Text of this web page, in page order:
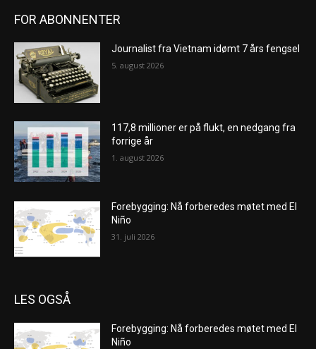
FOR ABONNENTER
Journalist fra Vietnam idømt 7 års fengsel
5. august 2026
117,8 millioner er på flukt, en nedgang fra
forrige år
1. august 2026
Forebygging: Nå forberedes møtet med El
Niño
31. juli 2026
LES OGSÅ
Forebygging: Nå forberedes møtet med El
Niño